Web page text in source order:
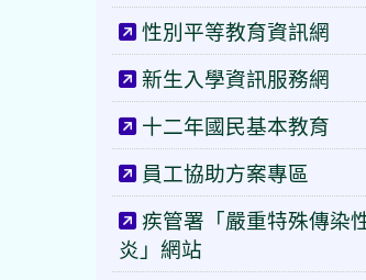
性別平等教育資訊網
新生入學資訊服務網
十二年國民基本教育
員工協助方案專區
疾管署「嚴重特殊傳染
炎」網站